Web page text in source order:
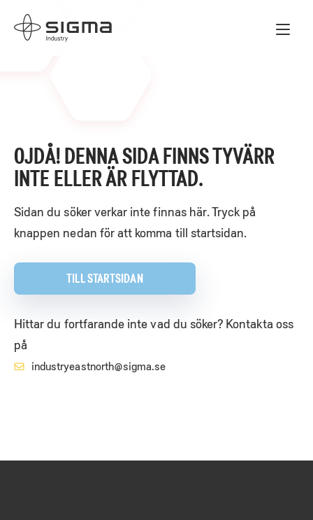
Home
OJDÅ! DENNA SIDA FINNS TYVÄRR
INTE ELLER ÄR FLYTTAD.
Sidan du söker verkar inte finnas här. Tryck på
knappen nedan för att komma till startsidan.
TILL STARTSIDAN
Hittar du fortfarande inte vad du söker? Kontakta oss
på
industryeastnorth@sigma.se